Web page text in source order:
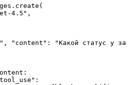
4.5",
"content": "Какой статус у